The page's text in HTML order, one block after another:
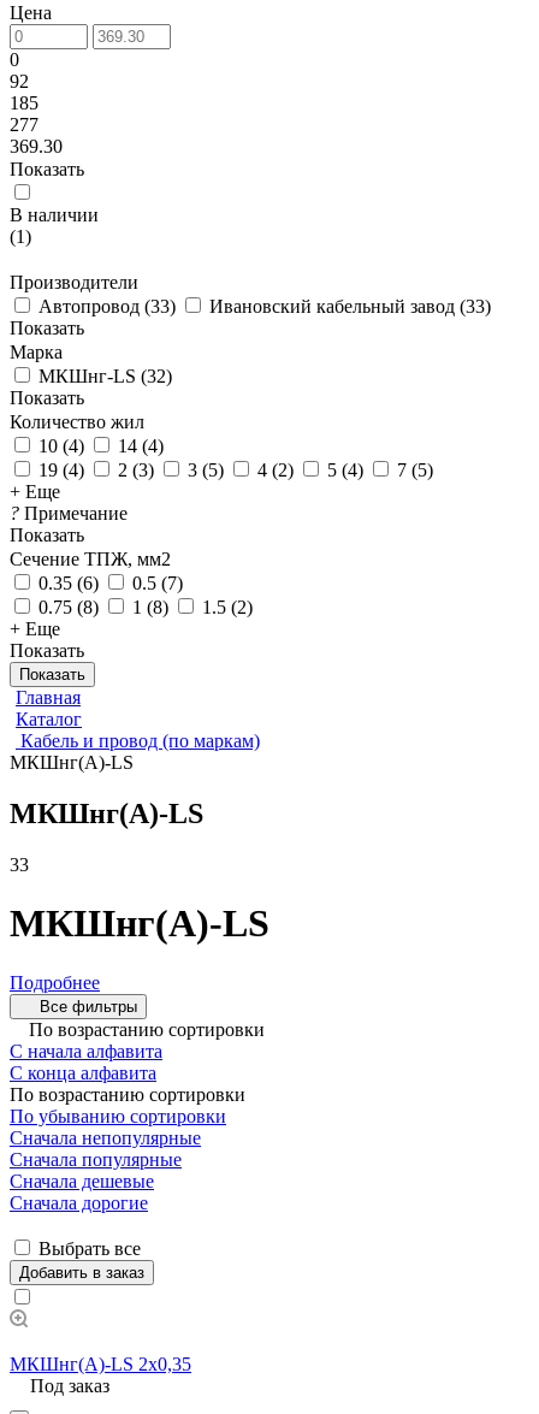
Цена
0
92
185
277
369.30
Показать
В наличии
(1)
Производители
Автопровод (33) Ивановский кабельный завод (33)
Показать
Марка
МКШнг-LS (32)
Показать
Количество жил
10 (4) 14 (4)
19 (4) 2 (3) 3 (5) 4 (2) 5 (4) 7 (5)
+ Еще
? Примечание
Показать
Сечение ТПЖ, мм2
0.35 (6) 0.5 (7)
0.75 (8) 1 (8) 1.5 (2)
+ Еще
Показать
Показать
Главная
Каталог
Кабель и провод (по маркам)
МКШнг(А)-LS
МКШнг(А)-LS
33
МКШнг(А)-LS
Подробнее
Все фильтры
По возрастанию сортировки
С начала алфавита
С конца алфавита
По возрастанию сортировки
По убыванию сортировки
Сначала непопулярные
Сначала популярные
Сначала дешевые
Сначала дорогие
Выбрать все
Добавить в заказ
МКШнг(А)-LS 2х0,35
Под заказ